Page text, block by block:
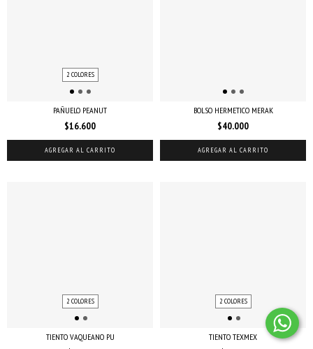
2 COLORES
PAÑUELO PEANUT
$16.600
AGREGAR AL CARRITO
BOLSO HERMETICO MERAK
$40.000
AGREGAR AL CARRITO
2 COLORES
TIENTO VAQUEANO PU
2 COLORES
TIENTO TEXMEX